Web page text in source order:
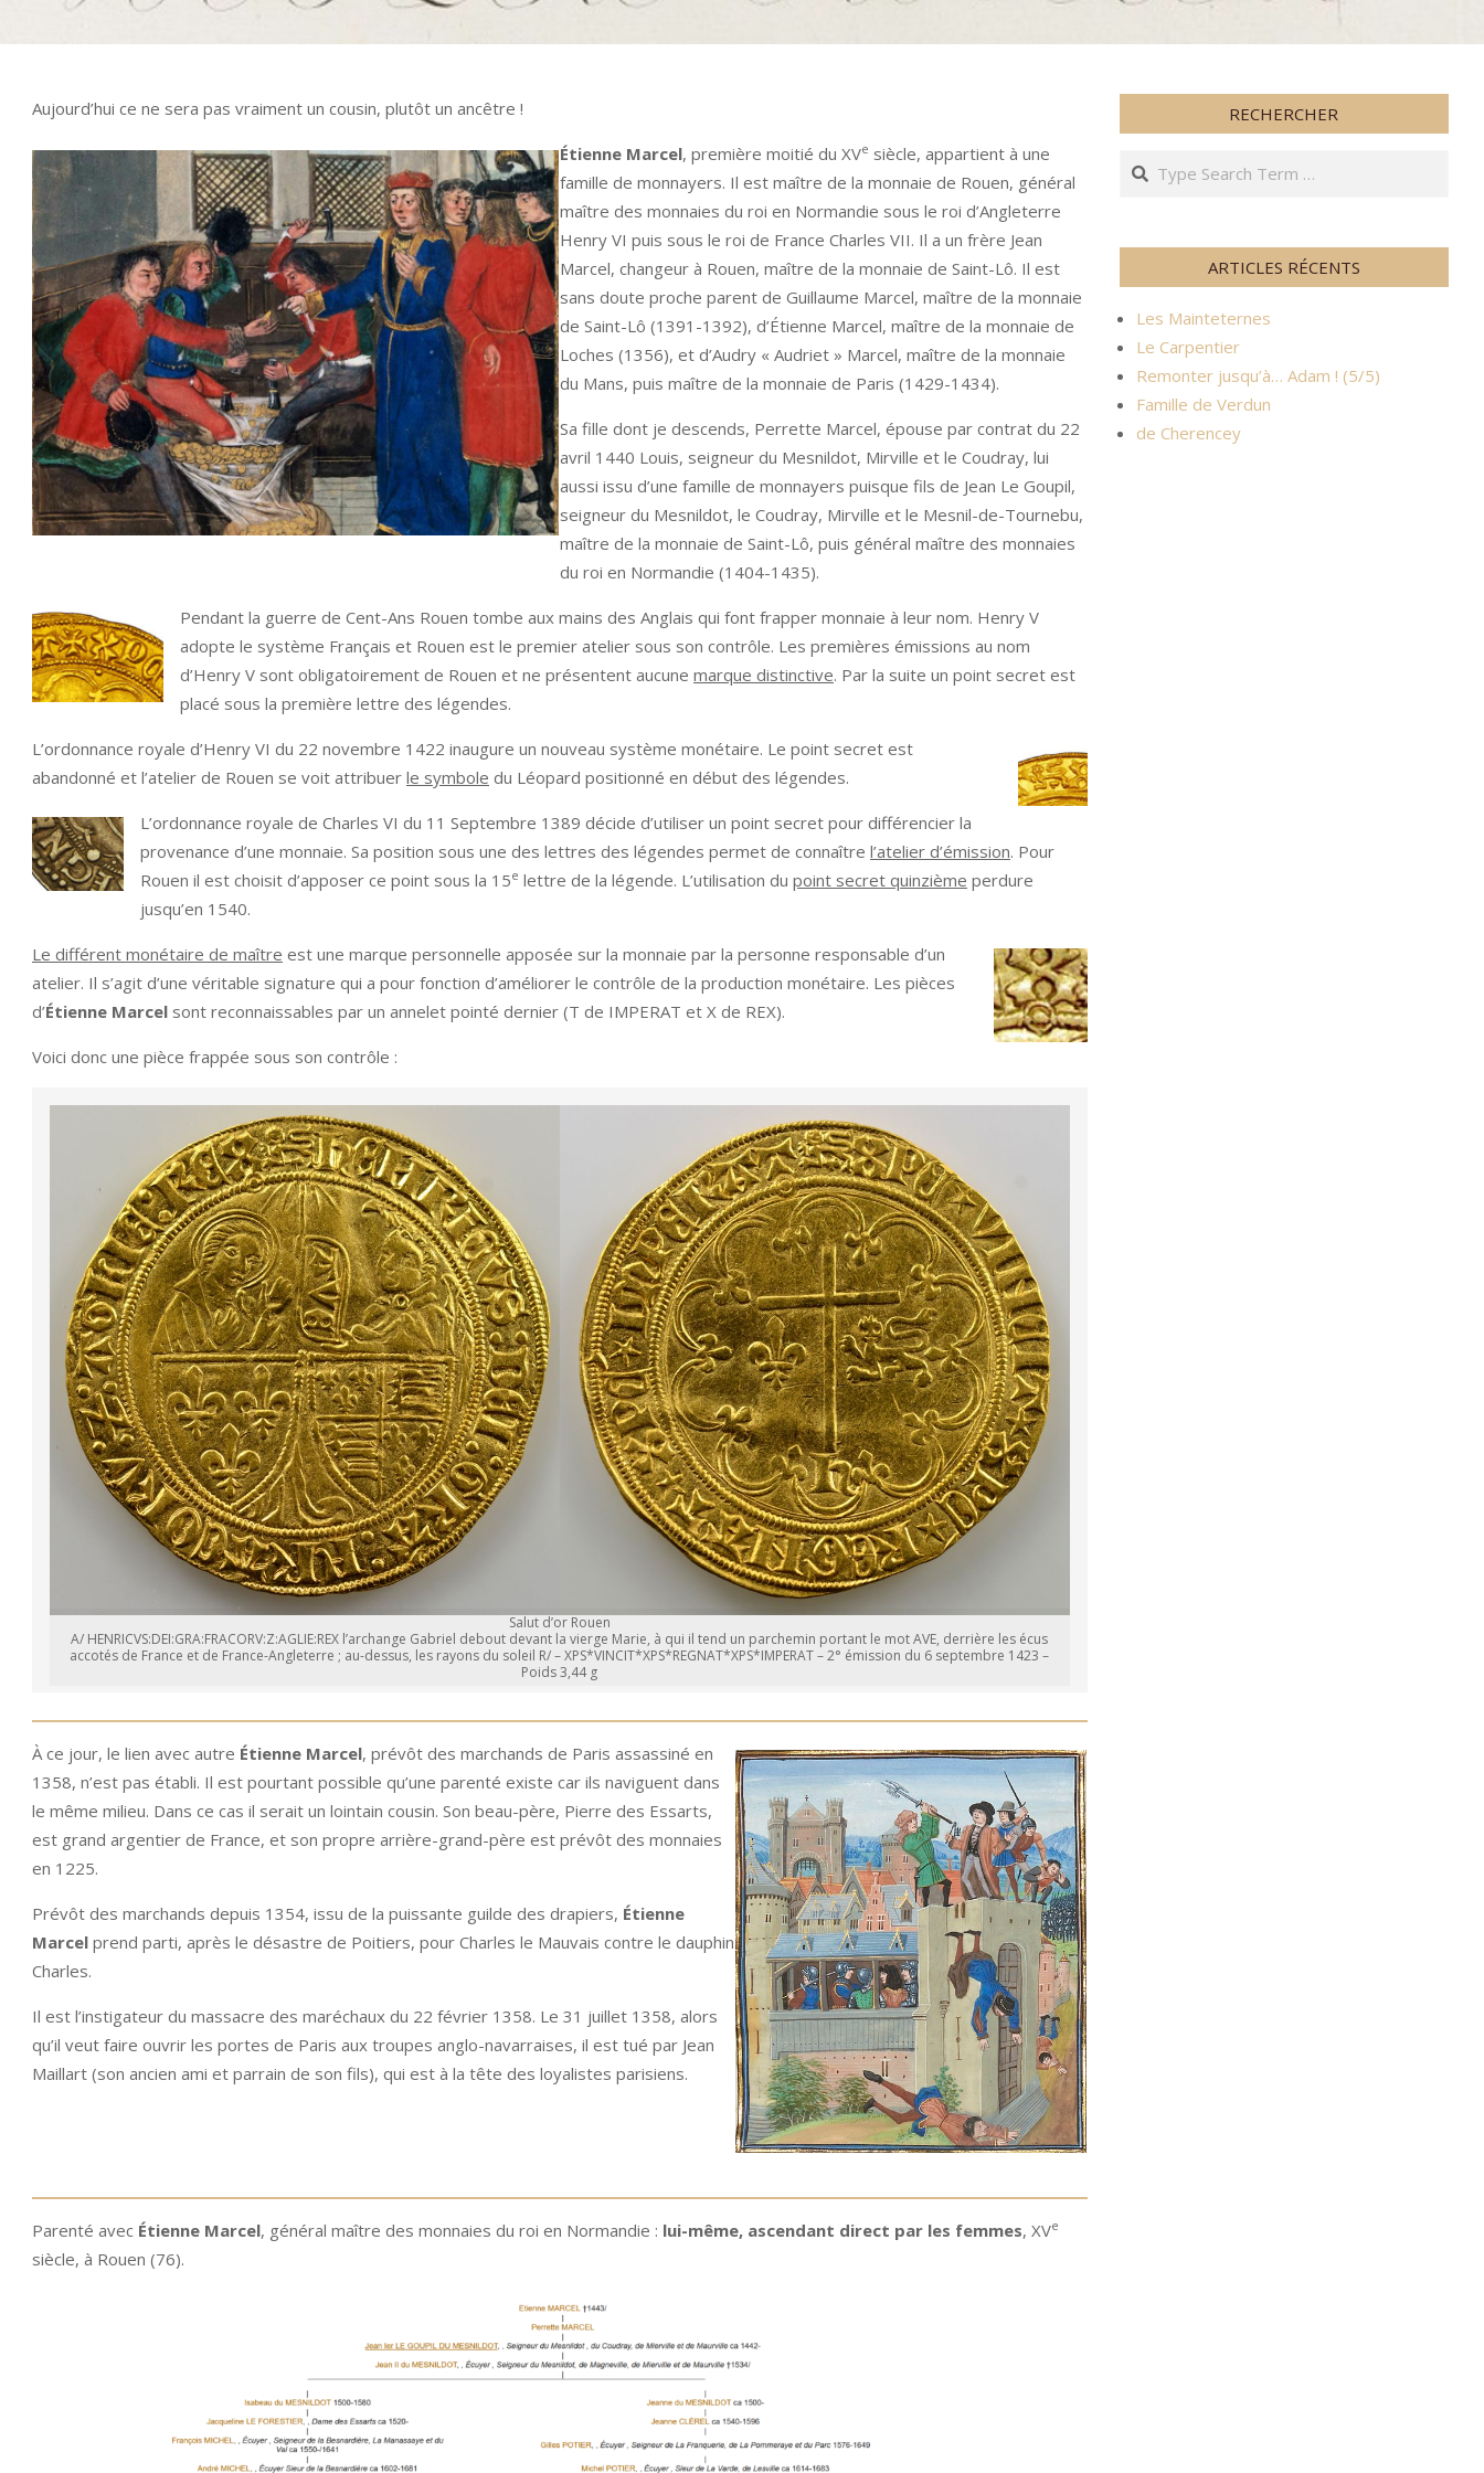
Aujourd’hui ce ne sera pas vraiment un cousin, plutôt un ancêtre !
Étienne Marcel, première moitié du XVe siècle, appartient à une
famille de monnayers. Il est maître de la monnaie de Rouen, général
maître des monnaies du roi en Normandie sous le roi d’Angleterre
Henry VI puis sous le roi de France Charles VII. Il a un frère Jean
Marcel, changeur à Rouen, maître de la monnaie de Saint-Lô. Il est
sans doute proche parent de Guillaume Marcel, maître de la monnaie
de Saint-Lô (1391-1392), d’Étienne Marcel, maître de la monnaie de
Loches (1356), et d’Audry « Audriet » Marcel, maître de la monnaie
du Mans, puis maître de la monnaie de Paris (1429-1434).
Sa fille dont je descends, Perrette Marcel, épouse par contrat du 22
avril 1440 Louis, seigneur du Mesnildot, Mirville et le Coudray, lui
aussi issu d’une famille de monnayers puisque fils de Jean Le Goupil,
seigneur du Mesnildot, le Coudray, Mirville et le Mesnil-de-Tournebu,
maître de la monnaie de Saint-Lô, puis général maître des monnaies
du roi en Normandie (1404-1435).
Pendant la guerre de Cent-Ans Rouen tombe aux mains des Anglais qui font frapper monnaie à leur nom. Henry V
adopte le système Français et Rouen est le premier atelier sous son contrôle. Les premières émissions au nom
d’Henry V sont obligatoirement de Rouen et ne présentent aucune marque distinctive. Par la suite un point secret est
placé sous la première lettre des légendes.
L’ordonnance royale d’Henry VI du 22 novembre 1422 inaugure un nouveau système monétaire. Le point secret est
abandonné et l’atelier de Rouen se voit attribuer le symbole du Léopard positionné en début des légendes.
L’ordonnance royale de Charles VI du 11 Septembre 1389 décide d’utiliser un point secret pour différencier la
provenance d’une monnaie. Sa position sous une des lettres des légendes permet de connaître l’atelier d’émission. Pour
Rouen il est choisit d’apposer ce point sous la 15e lettre de la légende. L’utilisation du point secret quinzième perdure
jusqu’en 1540.
Le différent monétaire de maître est une marque personnelle apposée sur la monnaie par la personne responsable d’un
atelier. Il s’agit d’une véritable signature qui a pour fonction d’améliorer le contrôle de la production monétaire. Les pièces
d’Étienne Marcel sont reconnaissables par un annelet pointé dernier (T de IMPERAT et X de REX).
Voici donc une pièce frappée sous son contrôle :
Salut d’or Rouen
A/ HENRICVS:DEI:GRA:FRACORV:Z:AGLIE:REX l’archange Gabriel debout devant la vierge Marie, à qui il tend un parchemin portant le mot AVE, derrière les écus
accotés de France et de France-Angleterre ; au-dessus, les rayons du soleil R/ – XPS*VINCIT*XPS*REGNAT*XPS*IMPERAT – 2° émission du 6 septembre 1423 –
Poids 3,44 g
À ce jour, le lien avec autre Étienne Marcel, prévôt des marchands de Paris assassiné en
1358, n’est pas établi. Il est pourtant possible qu’une parenté existe car ils naviguent dans
le même milieu. Dans ce cas il serait un lointain cousin. Son beau-père, Pierre des Essarts,
est grand argentier de France, et son propre arrière-grand-père est prévôt des monnaies
en 1225.
Prévôt des marchands depuis 1354, issu de la puissante guilde des drapiers, Étienne
Marcel prend parti, après le désastre de Poitiers, pour Charles le Mauvais contre le dauphin
Charles.
Il est l’instigateur du massacre des maréchaux du 22 février 1358. Le 31 juillet 1358, alors
qu’il veut faire ouvrir les portes de Paris aux troupes anglo-navarraises, il est tué par Jean
Maillart (son ancien ami et parrain de son fils), qui est à la tête des loyalistes parisiens.
Parenté avec Étienne Marcel, général maître des monnaies du roi en Normandie : lui-même, ascendant direct par les femmes, XVe
siècle, à Rouen (76).
RECHERCHER
Search
ARTICLES RÉCENTS
Les Mainteternes
Le Carpentier
Remonter jusqu’à… Adam ! (5/5)
Famille de Verdun
de Cherencey